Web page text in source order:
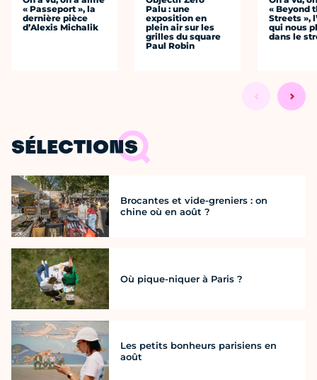
« Passeport », la
dernière pièce
d’Alexis Michalik
Palu : une
exposition en
plein air sur les
grilles du square
Paul Robin
« Beyond
Streets »,
qui nous
dans le
SÉLECTIONS
Brocantes et vide-greniers : on
chine où en août ?
Où pique-niquer à Paris ?
Les petits bonheurs parisiens en
août